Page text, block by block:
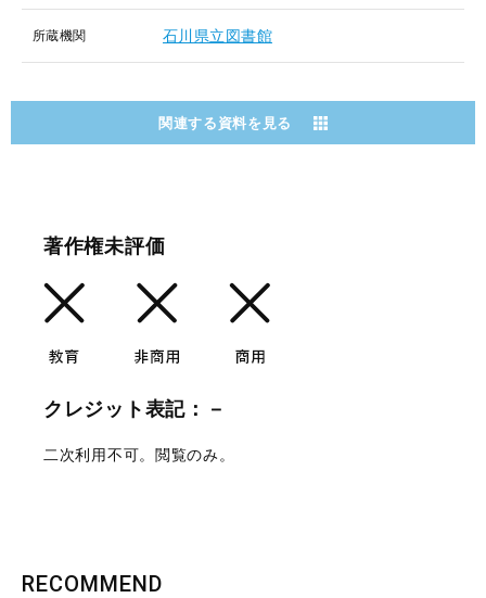
所蔵機関 石川県立図書館
関連する資料を見る
著作権未評価
クレジット表記：－
二次利用不可。閲覧のみ。
RECOMMEND